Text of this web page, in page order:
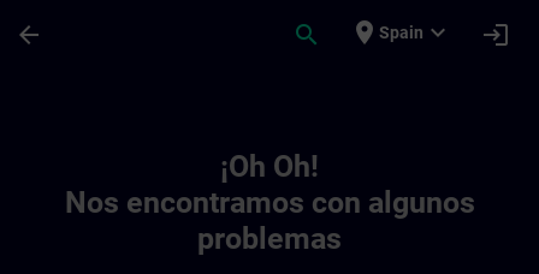
arrow_back search place Spain expand_more login
¡Oh Oh!
Nos encontramos con algunos
problemas